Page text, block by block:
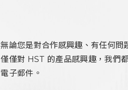
無論您是對合作感興趣、有任何問
僅僅對 HST 的產品感興趣，我們
電子郵件。